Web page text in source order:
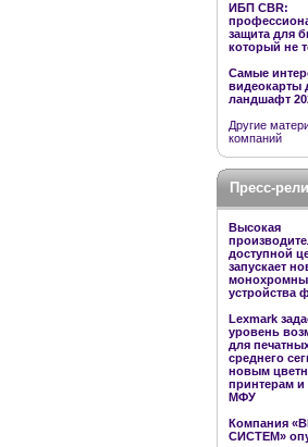
ИБП CBR:
защита для
который не
Самые
видеокарты
ландшафт
Другие
компаний
Пресс-
Высокая
доступной
запускает
устройства
Lexmark
уровень
для
среднего
новым
принтерам
МФУ
Компания
СИСТЕМ»